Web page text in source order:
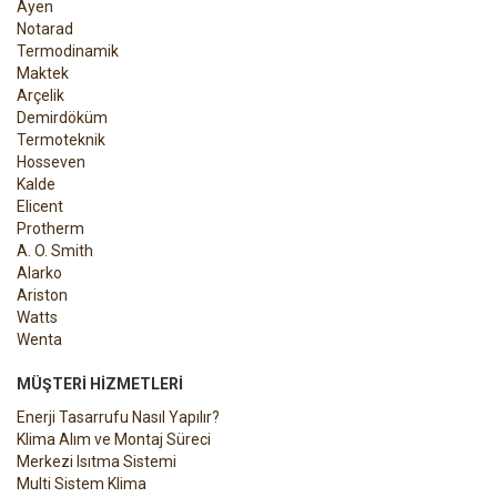
Ayen
Notarad
Termodinamik
Maktek
Arçelik
Demirdöküm
Termoteknik
Hosseven
Kalde
Elicent
Protherm
A. O. Smith
Alarko
Ariston
Watts
Wenta
MÜŞTERI HIZMETLERI
Enerji Tasarrufu Nasıl Yapılır?
Klima Alım ve Montaj Süreci
Merkezi Isıtma Sistemi
Multi Sistem Klima